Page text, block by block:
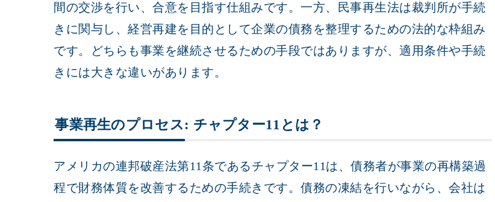
間の交渉を行い、合意を目指す仕組みです。一方、民事再生法は裁判所が手続
きに関与し、経営再建を目的として企業の債務を整理するための法的な枠組み
です。どちらも事業を継続させるための手段ではありますが、適用条件や手続
きには大きな違いがあります。
事業再生のプロセス: チャプター11とは？
アメリカの連邦破産法第11条であるチャプター11は、債務者が事業の再構築過
程で財務体質を改善するための手続きです。債務の凍結を行いながら、会社は